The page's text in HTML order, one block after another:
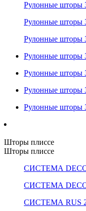
Рулонные шторы
Рулонные шторы
Рулонные шторы
Рулонные шторы
Рулонные шторы
Рулонные шторы
Рулонные шторы
Шторы плиссе
Шторы плиссе
СИСТЕМА
СИСТЕМА
СИСТЕМА RUS